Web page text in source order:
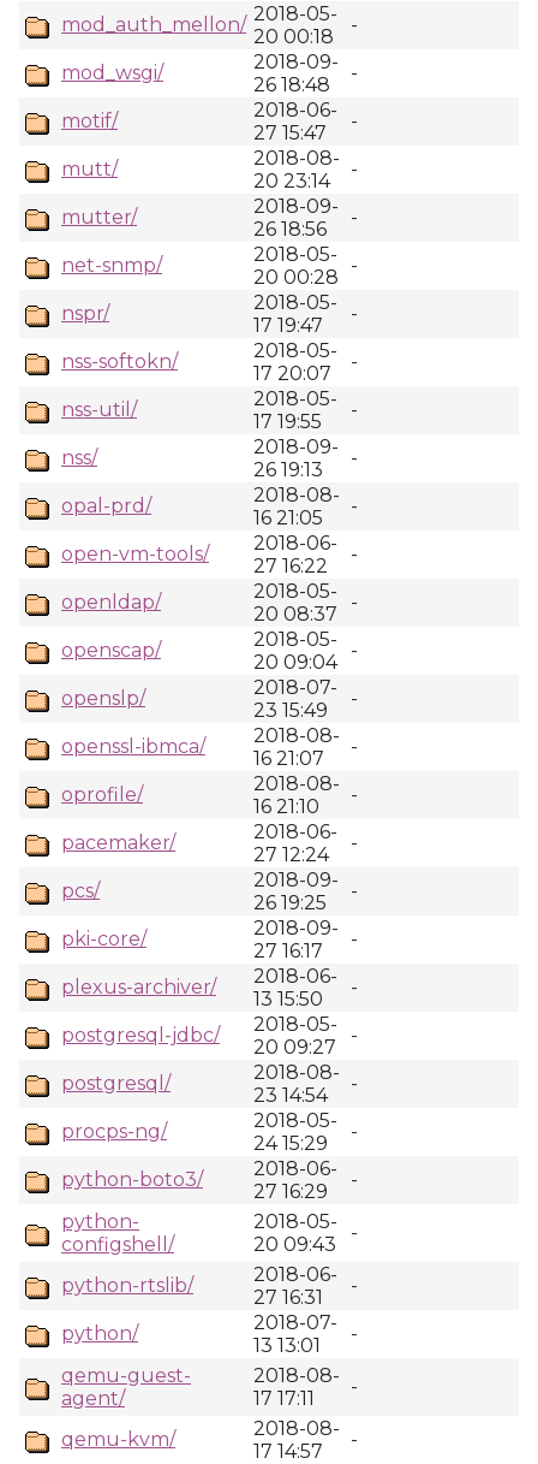
mod_auth_mellon/ 2018-05-
20 00:18
-
mod_wsgi/
2018-09-
26 18:48
-
motif/
2018-06-
27 15:47
-
mutt/
2018-08-
20 23:14
-
mutter/
2018-09-
26 18:56
-
net-snmp/
2018-05-
20 00:28
-
nspr/
2018-05-
17 19:47
-
nss-softokn/
2018-05-
17 20:07
-
nss-util/
2018-05-
17 19:55
-
nss/
2018-09-
26 19:13
-
opal-prd/
2018-08-
16 21:05
-
open-vm-tools/
2018-06-
27 16:22
-
openldap/
2018-05-
20 08:37
-
openscap/
2018-05-
20 09:04
-
openslp/
2018-07-
23 15:49
-
openssl-ibmca/
2018-08-
16 21:07
-
oprofile/
2018-08-
16 21:10
-
pacemaker/
2018-06-
27 12:24
-
pcs/
2018-09-
26 19:25
-
pki-core/
2018-09-
27 16:17
-
plexus-archiver/
2018-06-
13 15:50
-
postgresql-jdbc/
2018-05-
20 09:27
-
postgresql/
2018-08-
23 14:54
-
procps-ng/
2018-05-
24 15:29
-
python-boto3/
2018-06-
27 16:29
-
python-
configshell/
2018-05-
20 09:43
-
python-rtslib/
2018-06-
27 16:31
-
python/
2018-07-
13 13:01
-
qemu-guest-
agent/
2018-08-
17 17:11
-
qemu-kvm/
2018-08-
17 14:57
-